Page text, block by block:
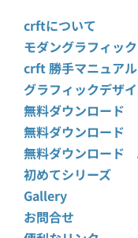
crftについて
モダングラフィッ
crft 勝手マニュアル
グラフィックデザ
無料ダウンロー
無料ダウンロー
無料ダウンロー
初めてシリーズ
Gallery
お問合せ